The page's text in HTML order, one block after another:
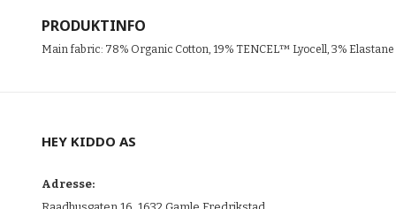
PRODUKTINFO
Main fabric: 78% Organic Cotton, 19% TENCEL™ Lyocell, 3% Elastane
HEY KIDDO AS
Adresse: